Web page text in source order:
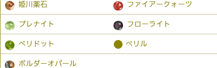
姫川薬石 ファイアークォーツ
プレナイト フローライト
ペリドット ● ベリル
ボルダーオパール